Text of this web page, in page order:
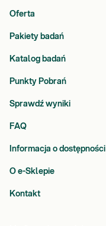
Oferta
Pakiety badań
Katalog badań
Punkty Pobrań
Sprawdź wyniki
FAQ
Informacja o dostępności
O e-Sklepie
Kontakt